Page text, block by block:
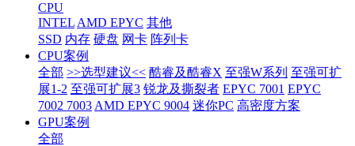
CPU
INTEL AMD EPYC 其他
SSD 内存 硬盘 网卡 阵列卡
CPU案例
全部 >>选型建议<< 酷睿及酷睿X 至强W系列 至强可扩
展1-2 至强可扩展3 锐龙及撕裂者 EPYC 7001 EPYC
7002 7003 AMD EPYC 9004 迷你PC 高密度方案
GPU案例
全部